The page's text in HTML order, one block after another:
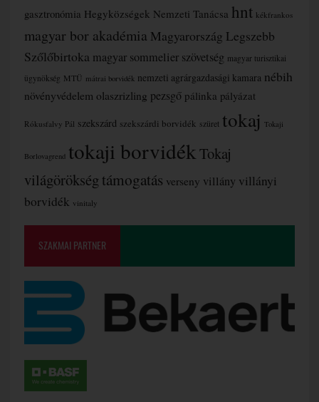
gasztronómia Hegyközségek Nemzeti Tanácsa hnt kékfrankos
magyar bor akadémia Magyarország Legszebb
Szőlőbirtoka magyar sommelier szövetség magyar turisztikai
ügynökség MTÜ mátrai borvidék nemzeti agrárgazdasági kamara nébih
növényvédelem olaszrizling pezsgő pálinka pályázat
Rókusfalvy Pál szekszárd szekszárdi borvidék szüret tokaj Tokaji
Borlovagrend tokaji borvidékTokaj
világörökségtámogatás verseny villány villányi
borvidék vinitaly
SZAKMAI PARTNER